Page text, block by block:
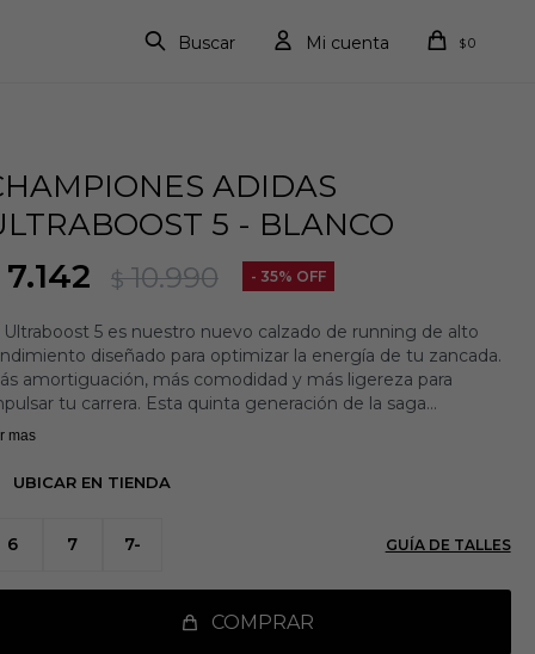
$0
ADIDAS
5 - BLANCO
7.142 $ 10.990 35
Ultraboost 5 es nuestro nuevo calzado de running de alto
diseñado para optimizar la energía de tu zancada.
amortiguación, más comodidad y más ligereza para
tu carrera. Esta quinta generación de la saga
presenta un REFUERZO DEL TALÓN MOLDEADO
te aporta mayor estabilidad del talón a la puntera. El
te proporciona una tracción excelente y transiciones
mas
UBICAR EN TIENDA
6 7 7- GUÍA DE TALLES
COMPRAR